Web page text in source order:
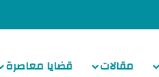
مقالات قضايا معاصرة